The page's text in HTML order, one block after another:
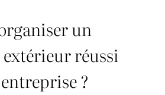
un
extérieur réussi
?